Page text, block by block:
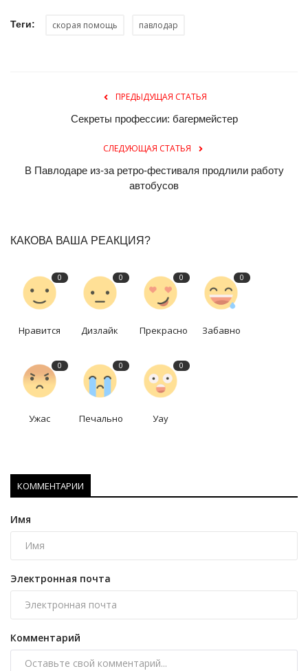
Теги: скорая помощь павлодар
ПРЕДЫДУЩАЯ СТАТЬЯ
Секреты профессии: багермейстер
СЛЕДУЮЩАЯ СТАТЬЯ
В Павлодаре из-за ретро-фестиваля продлили работу
автобусов
КАКОВА ВАША РЕАКЦИЯ?
0
Нравится
0
Дизлайк
0
Прекрасно
0
Забавно
0
Ужас
0
Печально
0
Уау
КОММЕНТАРИИ
Имя
Электронная почта
Комментарий